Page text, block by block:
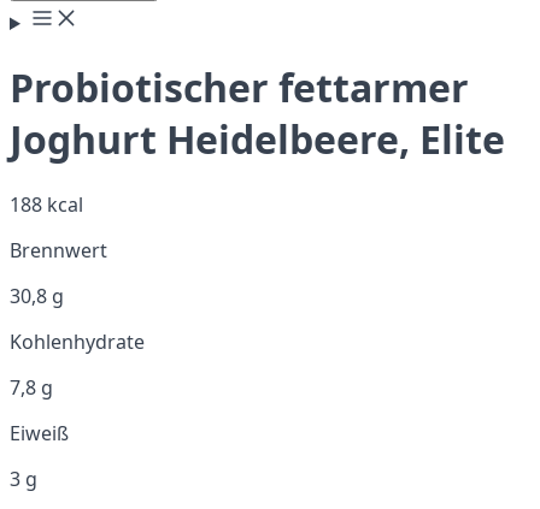
Probiotischer fettarmer
Joghurt Heidelbeere, Elite
188 kcal
Brennwert
30,8 g
Kohlenhydrate
7,8 g
Eiweiß
3 g